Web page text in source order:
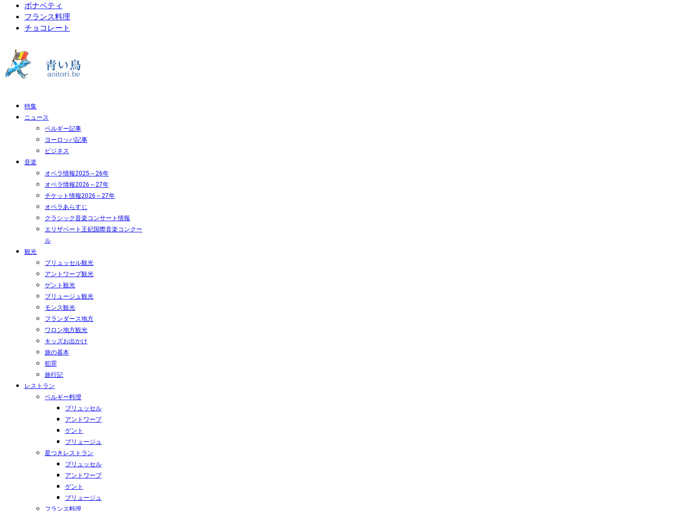
ボナペティ
フランス料理
チョコレート
特集
ニュース
ベルギー記事
ヨーロッパ記事
ビジネス
音楽
オペラ情報2025～26年
オペラ情報2026～27年
チケット情報2026～27年
オペラあらすじ
クラシック音楽コンサート情報
エリザベート王妃国際音楽コンクー
ル
観光
ブリュッセル観光
アントワープ観光
ゲント観光
ブリュージュ観光
モンス観光
フランダース地方
ワロン地方観光
キッズお出かけ
旅の基本
犯罪
旅行記
レストラン
ベルギー料理
ブリュッセル
アントワープ
ゲント
ブリュージュ
星つきレストラン
ブリュッセル
アントワープ
ゲント
ブリュージュ
フランス料理